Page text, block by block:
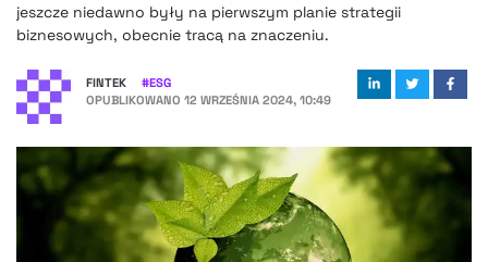
jeszcze niedawno były na pierwszym planie strategii
biznesowych, obecnie tracą na znaczeniu.
FINTEK #ESG
OPUBLIKOWANO 12 WRZEŚNIA 2024, 10:49